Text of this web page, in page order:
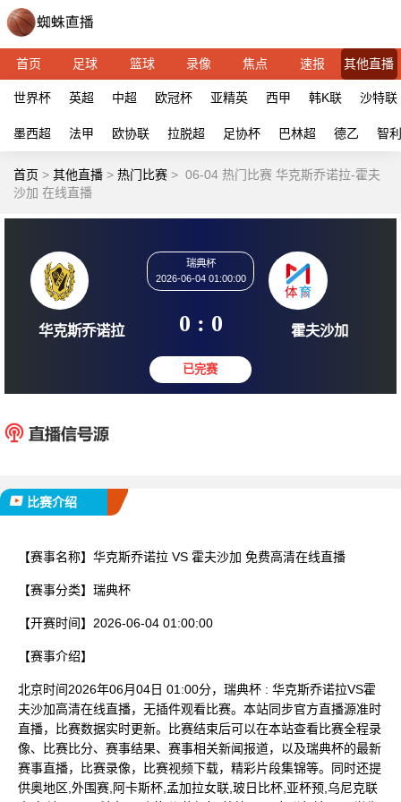
首页 足球 篮球 录像 焦点 速报 其他直播
世界杯 英超 中超 欧冠杯 亚精英 西甲 韩K联 沙特联
墨西超 法甲 欧协联 拉脱超 足协杯 巴林超 德乙 智
首页 > 其他直播 > 热门比赛 > 06-04 热门比赛 华克斯乔诺拉-霍夫
沙加 在线直播
2026-06-04 01:00:00
0 : 0
比赛介绍
【赛事名称】 华克斯乔诺拉 VS 霍夫沙加 免费高清在线直播
【赛事分类】 瑞典杯
【开赛时间】 2026-06-04 01:00:00
【赛事介绍】
北京时间2026年06月04日 01:00分，瑞典杯 : 华克斯乔诺拉VS霍
夫沙加高清在线直播，无插件观看比赛。本站同步官方直播源准时
直播，比赛数据实时更新。比赛结束后可以在本站查看比赛全程录
像、比赛比分、赛事结果、赛事相关新闻报道，以及瑞典杯的最新
赛事直播，比赛录像，比赛视频下载，精彩片段集锦等。同时还提
供奥地区,外围赛,阿卡斯杯,孟加拉女联,玻日比杯,亚杯预,乌尼克联